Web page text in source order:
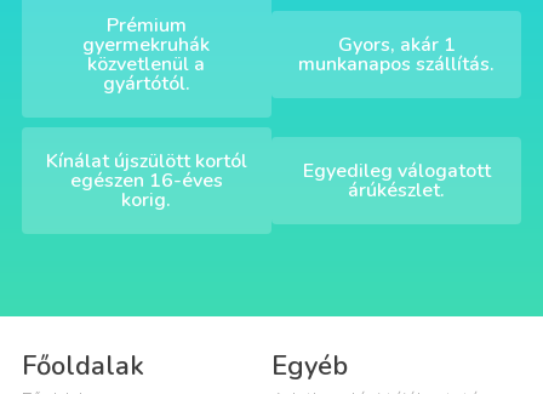
Prémium
gyermekruhák
közvetlenül a
gyártótól.
Gyors, akár 1
munkanapos szállítás.
Kínálat újszülött kortól
egészen 16-éves
korig.
Egyedileg válogatott
árúkészlet.
Főoldalak Egyéb